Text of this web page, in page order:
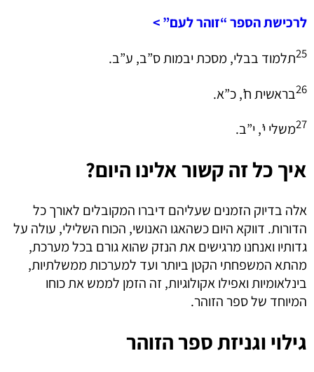
לרכישת הספר “זוהר לעם” >
25תלמוד בבלי, מסכת יבמות ס”ב, ע”ב.
26בראשית ח’, כ”א.
27משלי י’, י”ב.
איך כל זה קשור אלינו היום?
אלה בדיוק הזמנים שעליהם דיברו המקובלים לאורך כל
הדורות. דווקא היום כשהאגו האנושי, הכוח השלילי, עולה על
גדותיו ואנחנו מרגישים את הנזק שהוא גורם בכל מערכת,
מהתא המשפחתי הקטן ביותר ועד למערכות ממשלתיות,
בינלאומיות ואפילו אקולוגיות, זה הזמן לממש את כוחו
המיוחד של ספר הזוהר.
גילוי וגניזת ספר הזוהר